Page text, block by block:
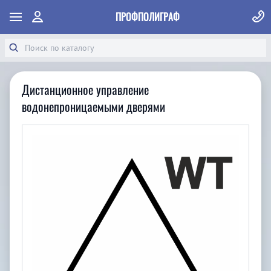
ПРОФПОЛИГРАФ
Дистанционное управление
водонепроницаемыми дверями